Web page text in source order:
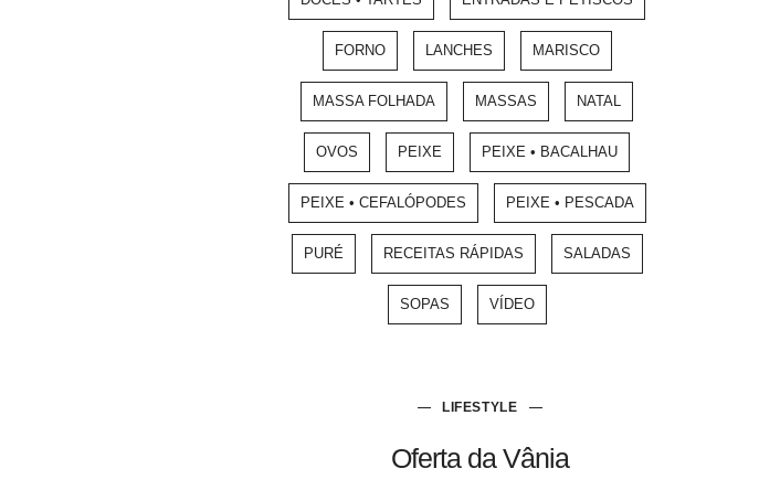
FORNO LANCHES MARISCO
MASSA FOLHADA MASSAS NATAL
OVOS PEIXE PEIXE • BACALHAU
PEIXE • CEFALÓPODES PEIXE • PESCADA
PURÉ RECEITAS RÁPIDAS SALADAS
SOPAS VÍDEO
LIFESTYLE
Oferta da Vânia